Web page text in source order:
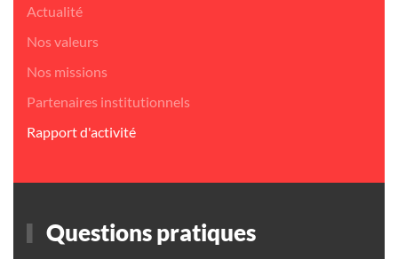
Actualité
Nos valeurs
Nos missions
Partenaires institutionnels
Rapport d'activité
Questions pratiques